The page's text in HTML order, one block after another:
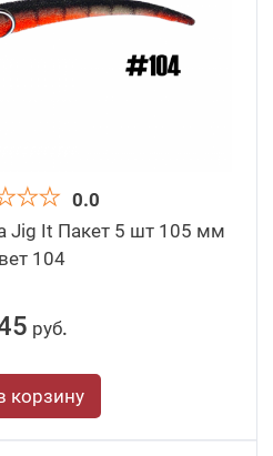
0.0
Jig It Пакет 5 шт 105 мм
104
руб.
корзину